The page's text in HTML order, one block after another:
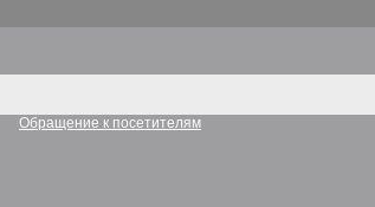
Обращение к посетителям